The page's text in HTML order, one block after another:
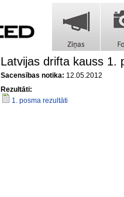
Latvijas drifta kauss 1.
Sacensības notika: 12.05.2012
Rezultāti:
1. posma rezultāti